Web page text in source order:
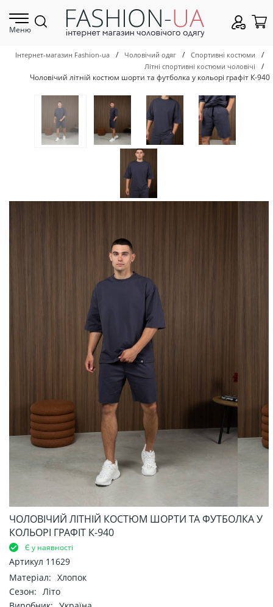
Меню
Інтернет-магазин Fashion-ua / Чоловічий одяг / Спортивні костюми /
Літні спортивні костюми чоловічі
/
Чоловічий літній костюм шорти та футболка у кольорі графіт К-940
ЧОЛОВІЧИЙ ЛІТНІЙ КОСТЮМ ШОРТИ ТА ФУТБОЛКА У
КОЛЬОРІ ГРАФІТ К-940
Є у наявності
Артикул 11629
Матеріал: Хлопок
Сезон: Літо